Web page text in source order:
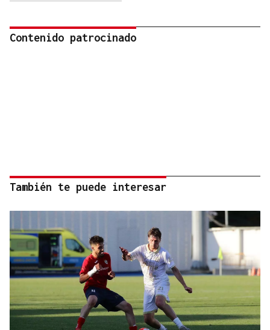
Contenido patrocinado
También te puede interesar